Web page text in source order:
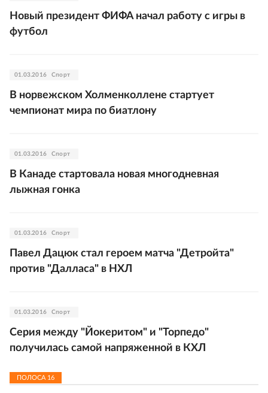
Новый президент ФИФА начал работу с игры в
футбол
01.03.2016 Спорт
В норвежском Холменколлене стартует
чемпионат мира по биатлону
01.03.2016 Спорт
В Канаде стартовала новая многодневная
лыжная гонка
01.03.2016 Спорт
Павел Дацюк стал героем матча "Детройта"
против "Далласа" в НХЛ
01.03.2016 Спорт
Серия между "Йокеритом" и "Торпедо"
получилась самой напряженной в КХЛ
ПОЛОСА 16